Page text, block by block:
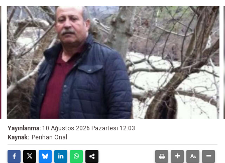
Yayınlanma: 10 Ağustos 2026 Pazartesi 12:03
Kaynak: Perihan Önal